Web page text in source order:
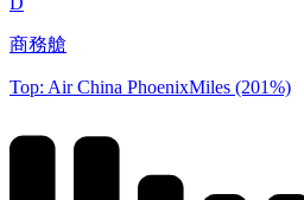
商務艙
Top: Air China PhoenixMiles (201%)